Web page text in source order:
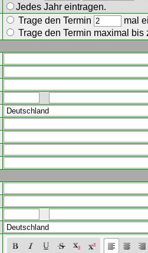
Jedes Jahr eintragen.
Trage den Termin
mal
Trage den Termin maximal bis